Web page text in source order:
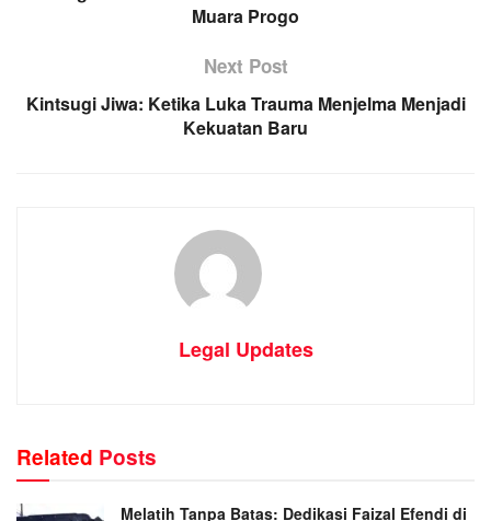
Muara Progo
Next Post
Kintsugi Jiwa: Ketika Luka Trauma Menjelma Menjadi
Kekuatan Baru
Legal Updates
Related Posts
Melatih Tanpa Batas: Dedikasi Faizal Efendi di